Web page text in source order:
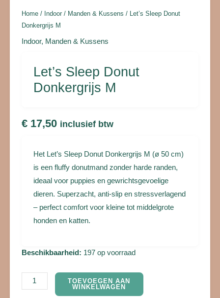
Home / Indoor / Manden & Kussens / Let’s Sleep Donut
Donkergrijs M
Indoor, Manden & Kussens
Let’s Sleep Donut
Donkergrijs M
€ 17,50 inclusief btw
Het Let’s Sleep Donut Donkergrijs M (ø 50 cm)
is een fluffy donutmand zonder harde randen,
ideaal voor puppies en gewrichtsgevoelige
dieren. Superzacht, anti-slip en stressverlagend
– perfect comfort voor kleine tot middelgrote
honden en katten.
Beschikbaarheid: 197 op voorraad
TOEVOEGEN AAN
WINKELWAGEN